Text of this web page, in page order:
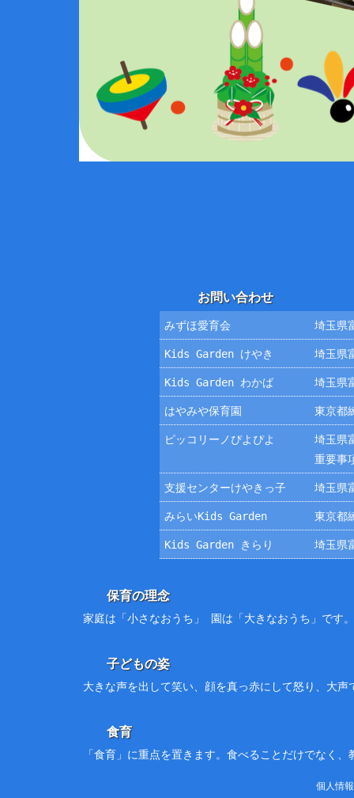
お問い合わせ
みずほ愛育会 埼玉県
Kids Garden けやき 埼玉県
Kids Garden わかば 埼玉県
はやみや保育園 東京都
ピッコリーノぴよぴよ
埼玉県
重要事
支援センターけやきっ子 埼玉県
みらいKids Garden 東京都
Kids Garden きらり 埼玉県
保育の理念
家庭は「小さなおうち」 園は「大きなおうち」です
子どもの姿
大きな声を出して笑い、顔を真っ赤にして怒り、大
食育
「食育」に重点を置きます。食べることだけでなく
個人情